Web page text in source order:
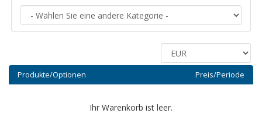
Produkte/Optionen Preis/Periode
Ihr Warenkorb ist leer.